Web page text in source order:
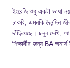
ইংরেজি শুধু একটা ভাষা
চাকরি, এমনকি দৈনন্দিন
দাঁড়িয়েছে। চলুন দেখি,
শিক্ষার্থীর জন্য BA